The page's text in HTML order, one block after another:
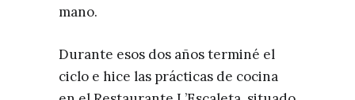
mano.
Durante esos dos años terminé el
ciclo e hice las prácticas de cocina